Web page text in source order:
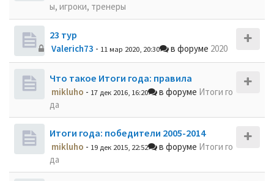
ы, игроки, тренеры
23 тур
Valerich73 - 11 мар 2020, 20:30 в форуме 2020
Что такое Итоги года: правила
mikluho - 17 дек 2016, 16:20 в форуме Итоги го
да
Итоги года: победители 2005-2014
mikluho - 19 дек 2015, 22:52 в форуме Итоги го
да